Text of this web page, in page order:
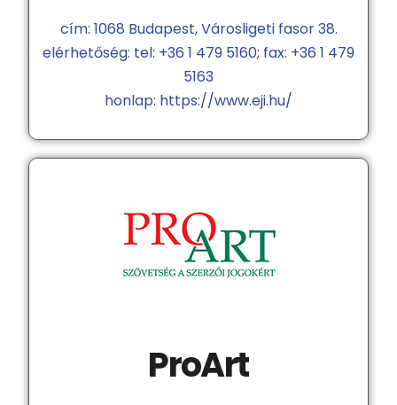
cím: 1068 Budapest, Városligeti fasor 38.
elérhetőség: tel: +36 1 479 5160; fax: +36 1 479
5163
honlap: https://www.eji.hu/
ProArt